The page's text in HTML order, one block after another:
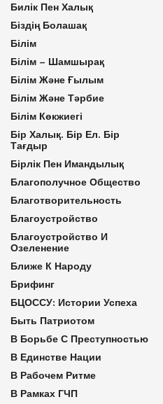
Билік Пен Халық
Біздің Болашақ
Білім
Білім – Шамшырақ
Білім Және Ғылым
Білім Және Тәрбие
Білім Көкжиегі
Бір Халық. Бір Ел. Бір
Тағдыр
Бірлік Пен Имандылық
Благополучное Общество
Благотворительность
Благоустройство
Благоустройство И
Озеленение
Ближе К Народу
Брифинг
БЦОССУ: Истории Успеха
Быть Патриотом
В Борьбе С Преступностью
В Единстве Нации
В Рабочем Ритме
В Рамках ГЧП